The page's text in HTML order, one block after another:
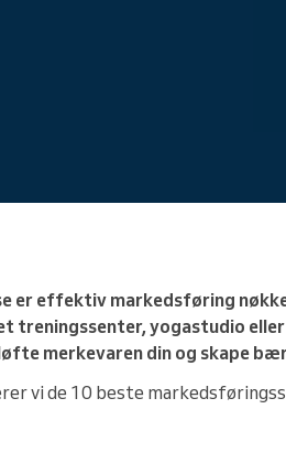
er effektiv markedsføring
treningssenter, yogastudio
merkevaren din og skape
vi de 10 beste